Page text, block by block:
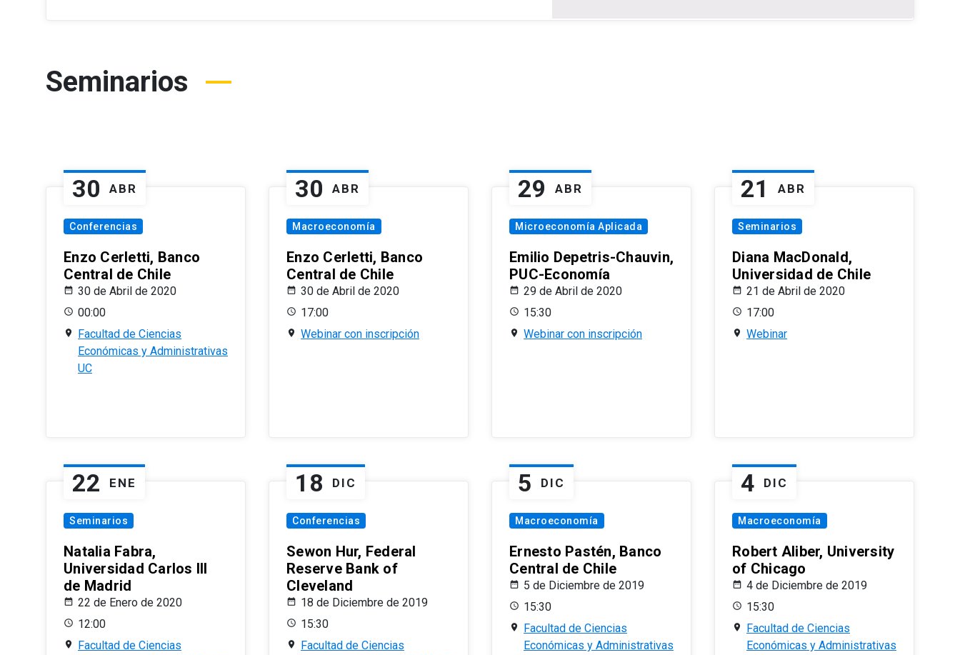
Seminarios
30 ABR
Conferencias
Enzo Cerletti, Banco
Central de Chile
30 de Abril de 2020
00:00
Facultad de Ciencias
Económicas y Administrativas
UC
30 ABR
Macroeconomía
Enzo Cerletti, Banco
Central de Chile
30 de Abril de 2020
17:00
Webinar con inscripción
29 ABR
Microeconomía Aplicada
Emilio Depetris-Chauvin,
PUC-Economía
29 de Abril de 2020
15:30
Webinar con inscripción
21 ABR
Seminarios
Diana MacDonald,
Universidad de Chile
21 de Abril de 2020
17:00
Webinar
22 ENE
Seminarios
Natalia Fabra,
Universidad Carlos III
de Madrid
22 de Enero de 2020
12:00
Facultad de Ciencias
18 DIC
Conferencias
Sewon Hur, Federal
Reserve Bank of
Cleveland
18 de Diciembre de 2019
15:30
Facultad de Ciencias
5 DIC
Macroeconomía
Ernesto Pastén, Banco
Central de Chile
5 de Diciembre de 2019
15:30
Facultad de Ciencias
Económicas y Administrativas
4 DIC
Macroeconomía
Robert Aliber, University
of Chicago
4 de Diciembre de 2019
15:30
Facultad de Ciencias
Económicas y Administrativas